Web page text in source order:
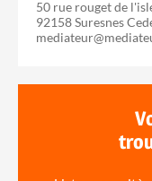
50 rue rouget de
92158 Suresnes